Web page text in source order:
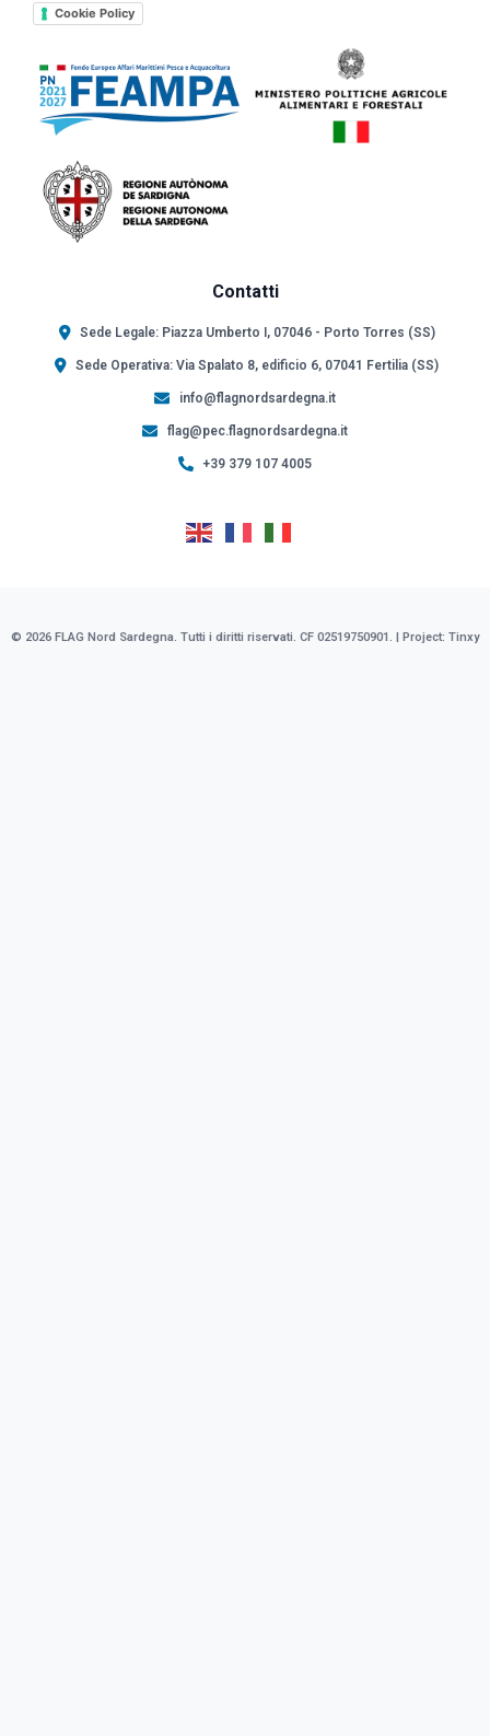
Cookie Policy
Contatti
Sede Legale: Piazza Umberto I, 07046 - Porto Torres (SS)
Sede Operativa: Via Spalato 8, edificio 6, 07041 Fertilia (SS)
info@flagnordsardegna.it
flag@pec.flagnordsardegna.it
+39 379 107 4005
© 2026 FLAG Nord Sardegna. Tutti i diritti riservati. CF 02519750901. | Project: Tinxy